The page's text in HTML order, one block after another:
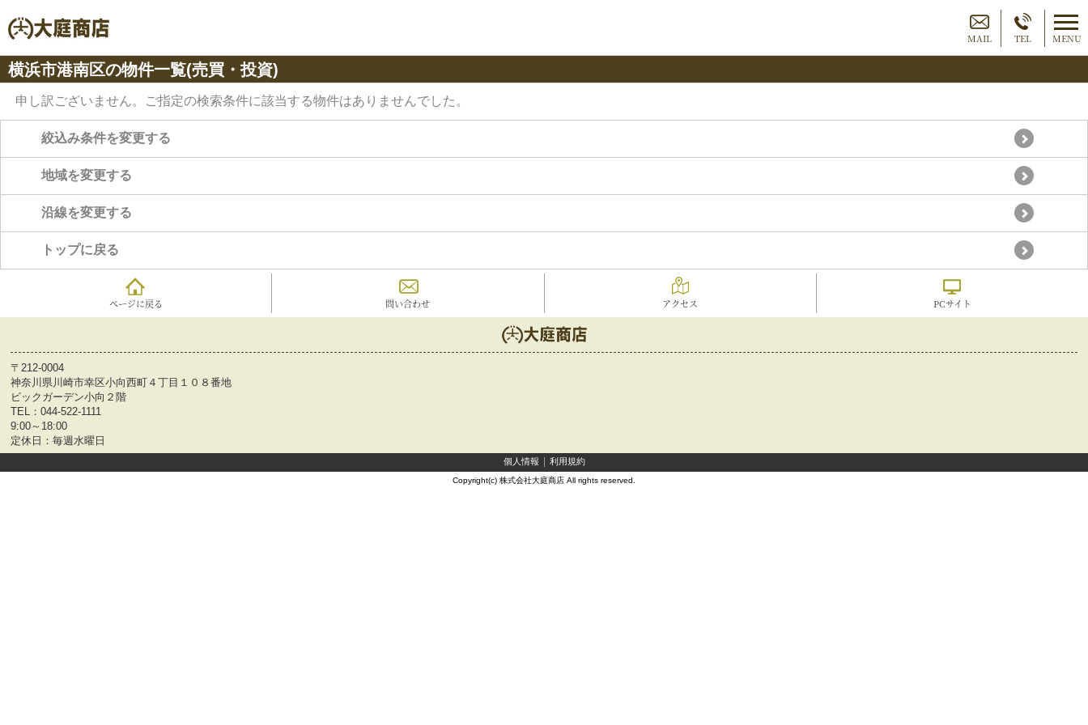
MAIL TEL MENU
横浜市港南区の物件一覧(売買・投資)
申し訳ございません。ご指定の検索条件に該当する物件はありませんでした。
絞込み条件を変更する
地域を変更する
沿線を変更する
トップに戻る
ページに戻る 問い合わせ アクセス PCサイト
〒212-0004
神奈川県川崎市幸区小向西町４丁目１０８番地
ビックガーデン小向２階
TEL： 044-522-1111
9:00～18:00
定休日：毎週水曜日
個人情報 利用規約
Copyright(c) 株式会社大庭商店 All rights reserved.